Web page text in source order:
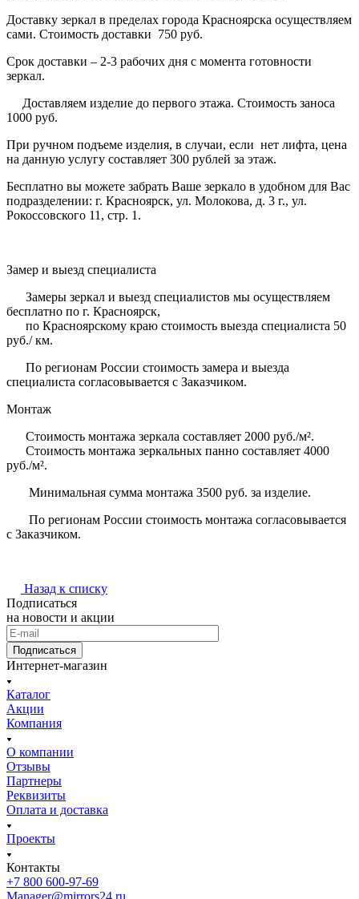
Доставку зеркал в пределах города Красноярска осуществляем
сами. Стоимость доставки 750 руб.
Срок доставки – 2-3 рабочих дня с момента готовности
зеркал.
Доставляем изделие до первого этажа. Стоимость заноса
1000 руб.
При ручном подъеме изделия, в случаи, если нет лифта, цена
на данную услугу составляет 300 рублей за этаж.
Бесплатно вы можете забрать Ваше зеркало в удобном для Вас
подразделении: г. Красноярск, ул. Молокова, д. 3 г., ул.
Рокоссовского 11, стр. 1.
Замер и выезд специалиста
Замеры зеркал и выезд специалистов мы осуществляем
бесплатно по г. Красноярск,
по Красноярскому краю стоимость выезда специалиста 50
руб./ км.
По регионам России стоимость замера и выезда
специалиста согласовывается с Заказчиком.
Монтаж
Стоимость монтажа зеркала составляет 2000 руб./м².
Стоимость монтажа зеркальных панно составляет 4000
руб./м².
Минимальная сумма монтажа 3500 руб. за изделие.
По регионам России стоимость монтажа согласовывается
с Заказчиком.
Назад к списку
Подписаться
на новости и акции
Подписаться
Интернет-магазин
Каталог
Акции
Компания
О компании
Отзывы
Партнеры
Реквизиты
Оплата и доставка
Проекты
Контакты
+7 800 600-97-69
Manager@mirrors24.ru